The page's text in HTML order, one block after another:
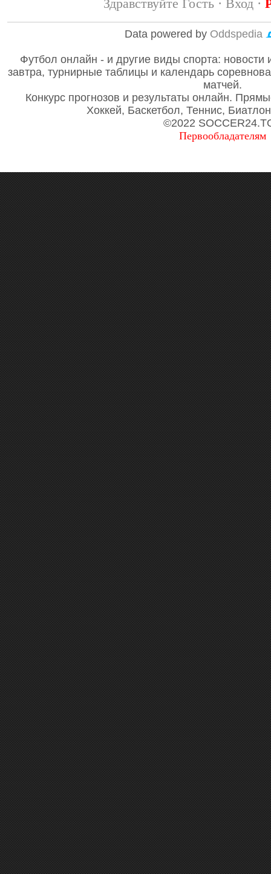
Здравствуйте Гость · Вход·
Data powered by Oddspedia
Футбол онлайн - и другие виды спорта: новости
завтра, турнирные таблицы и календарь
матчей.
Конкурс прогнозов и результаты онлайн.
Хоккей, Баскетбол, Теннис,
©2022
Первообладателям